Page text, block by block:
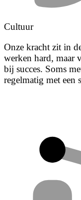
Cultuur
Onze kracht zit in
werken hard, maar
bij succes. Soms
regelmatig met een